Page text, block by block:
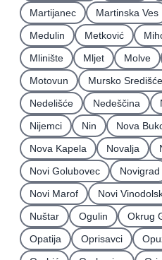
Martijanec
Martinska Ves
Medulin
Metković
Mlinište
Mljet Molve
Motovun
Mursko Središće
Nedelišće
Nedeščina
Nijemci
Nin Nova
Nova Kapela
Novalja
Novi Golubovec
Novigrad
Novi Marof
Novi
Nuštar
Ogulin Okrug
Opatija
Oprisavci